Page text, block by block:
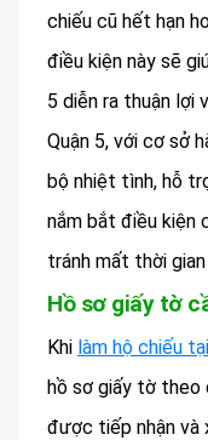
chiếu cũ hết hạn
điều kiện này sẽ
5 diễn ra thuận lợi
Quận 5, với cơ sở
bộ nhiệt tình, hỗ
nắm bắt điều kiện
tránh mất thời
Hồ sơ giấy tờ
Khi làm hộ chiếu
hồ sơ giấy tờ theo
được tiếp nhận và